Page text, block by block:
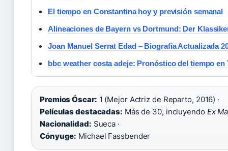
El tiempo en Constantina hoy y previsión semanal
Alineaciones de Bayern vs Dortmund: Der
Joan Manuel Serrat Edad – Biografía Actualizada
bbc weather costa adeje: Pronóstico del tiempo en
Premios Óscar: 1 (Mejor Actriz de Reparto, 2016) ·
Películas destacadas: Más de 30, incluyendo Ex
Nacionalidad: Sueca ·
Cónyuge: Michael Fassbender